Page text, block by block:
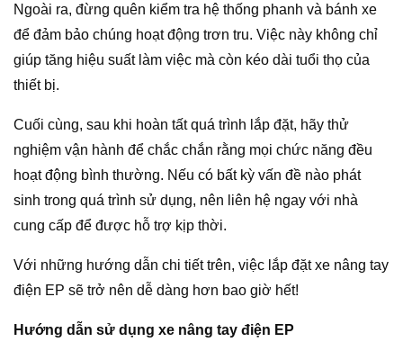
Ngoài ra, đừng quên kiểm tra hệ thống phanh và bánh xe
để đảm bảo chúng hoạt động trơn tru. Việc này không chỉ
giúp tăng hiệu suất làm việc mà còn kéo dài tuổi thọ của
thiết bị.
Cuối cùng, sau khi hoàn tất quá trình lắp đặt, hãy thử
nghiệm vận hành để chắc chắn rằng mọi chức năng đều
hoạt động bình thường. Nếu có bất kỳ vấn đề nào phát
sinh trong quá trình sử dụng, nên liên hệ ngay với nhà
cung cấp để được hỗ trợ kịp thời.
Với những hướng dẫn chi tiết trên, việc lắp đặt xe nâng tay
điện EP sẽ trở nên dễ dàng hơn bao giờ hết!
Hướng dẫn sử dụng xe nâng tay điện EP